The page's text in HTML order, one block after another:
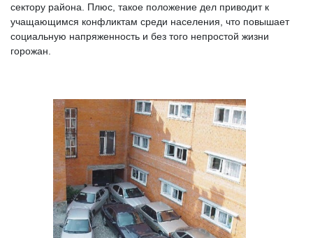
сектору района. Плюс, такое положение дел приводит к
учащающимся конфликтам среди населения, что повышает
социальную напряженность и без того непростой жизни
горожан.